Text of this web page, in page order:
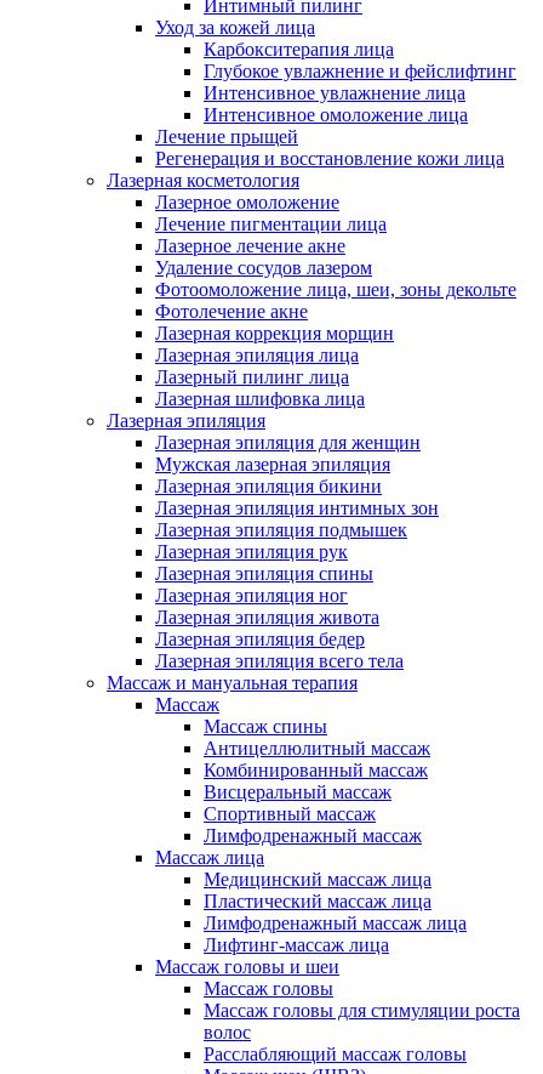
Интимный пилинг
Уход за кожей лица
Карбокситерапия лица
Глубокое увлажнение и фейслифтинг
Интенсивное увлажнение лица
Интенсивное омоложение лица
Лечение прыщей
Регенерация и восстановление кожи лица
Лазерная косметология
Лазерное омоложение
Лечение пигментации лица
Лазерное лечение акне
Удаление сосудов лазером
Фотоомоложение лица, шеи, зоны декольте
Фотолечение акне
Лазерная коррекция морщин
Лазерная эпиляция лица
Лазерный пилинг лица
Лазерная шлифовка лица
Лазерная эпиляция
Лазерная эпиляция для женщин
Мужская лазерная эпиляция
Лазерная эпиляция бикини
Лазерная эпиляция интимных зон
Лазерная эпиляция подмышек
Лазерная эпиляция рук
Лазерная эпиляция спины
Лазерная эпиляция ног
Лазерная эпиляция живота
Лазерная эпиляция бедер
Лазерная эпиляция всего тела
Массаж и мануальная терапия
Массаж
Массаж спины
Антицеллюлитный массаж
Комбинированный массаж
Висцеральный массаж
Спортивный массаж
Лимфодренажный массаж
Массаж лица
Медицинский массаж лица
Пластический массаж лица
Лимфодренажный массаж лица
Лифтинг-массаж лица
Массаж головы и шеи
Массаж головы
Массаж головы для стимуляции роста
волос
Расслабляющий массаж головы